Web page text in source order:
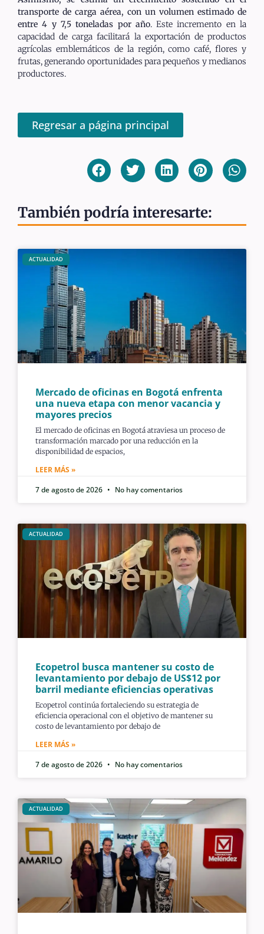
transporte de carga aérea, con un volumen estimado de
entre 4 y 7,5 toneladas por año. Este incremento en la
capacidad de carga facilitará la exportación de productos
agrícolas emblemáticos de la región, como café, flores y
frutas, generando oportunidades para pequeños y medianos
productores.
Regresar a página principal
También podría interesarte:
ACTUALIDAD
Mercado de oficinas en Bogotá enfrenta
una nueva etapa con menor vacancia y
mayores precios
El mercado de oficinas en Bogotá atraviesa un proceso de
transformación marcado por una reducción en la
disponibilidad de espacios,
LEER MÁS »
7 de agosto de 2026
No hay comentarios
ACTUALIDAD
Ecopetrol busca mantener su costo de
levantamiento por debajo de US$12 por
barril mediante eficiencias operativas
Ecopetrol continúa fortaleciendo su estrategia de
eficiencia operacional con el objetivo de mantener su
costo de levantamiento por debajo de
LEER MÁS »
7 de agosto de 2026
No hay comentarios
ACTUALIDAD